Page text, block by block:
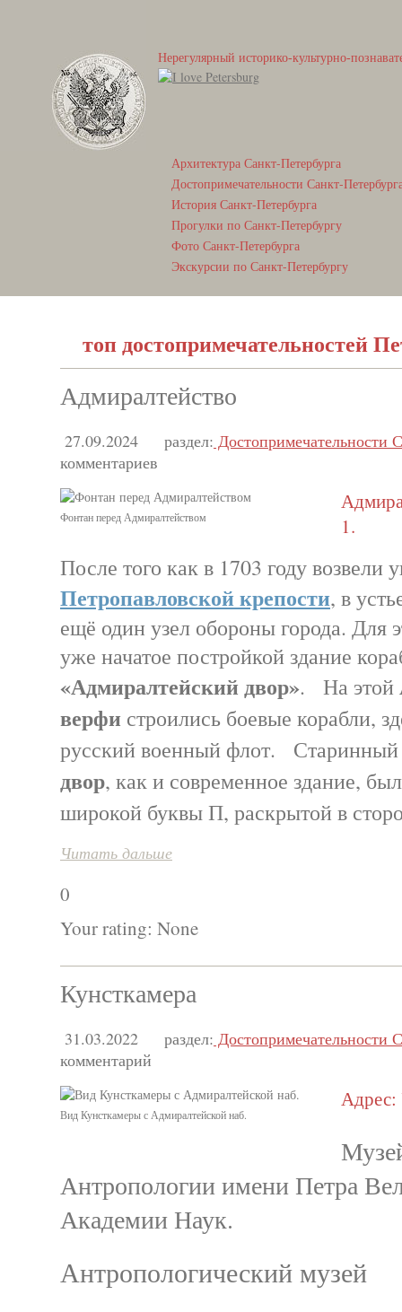
Нерегулярный историко-культурно-
Архитектура Санкт-Петербурга
Достопримечательности Санкт-
История Санкт-Петербурга
Прогулки по Санкт-Петербургу
Фото Санкт-Петербурга
Экскурсии по Санкт-Петербургу
топ достопримечательностей
Адмиралтейство
27.09.2024 раздел: Достопримечательности
комментариев
Фонтан перед Адмиралтейством
1.
После того как в 1703 году возвели
Петропавловской крепости, в
ещё один узел обороны города. Для
уже начатое постройкой здание
«Адмиралтейский двор». На этой
верфи строились боевые корабли,
русский военный флот.
двор, как и современное здание,
широкой буквы П, раскрытой в
Читать дальше
0
Your rating: None
Кунсткамера
31.03.2022 раздел: Достопримечательности
комментарий
Вид Кунсткамеры с Адмиралтейской наб.
Адрес:
Антропологии имени Петра
Академии Наук.
Антропологический музей